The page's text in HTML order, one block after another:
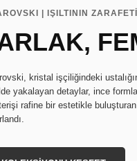
| IŞILTININ ZARAFETİ
kristal işçiliğindeki
yakalayan detaylar, ince
rafine bir estetikle